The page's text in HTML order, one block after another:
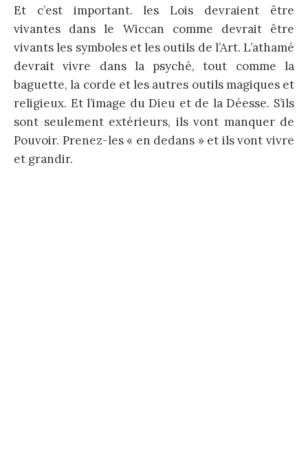
Et c’est important. les Lois devraient être
vivantes dans le Wiccan comme devrait être
vivants les symboles et les outils de l’Art. L’athamé
devrait vivre dans la psyché, tout comme la
baguette, la corde et les autres outils magiques et
religieux. Et l’image du Dieu et de la Déesse. S’ils
sont seulement extérieurs, ils vont manquer de
Pouvoir. Prenez-les « en dedans » et ils vont vivre
et grandir.